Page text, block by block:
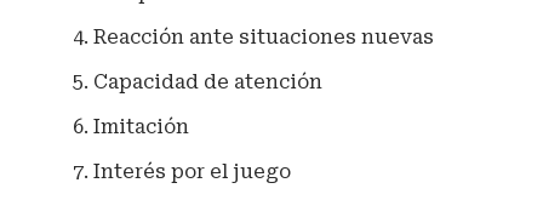
Reacción ante situaciones nuevas
Capacidad de atención
Imitación
Interés por el juego